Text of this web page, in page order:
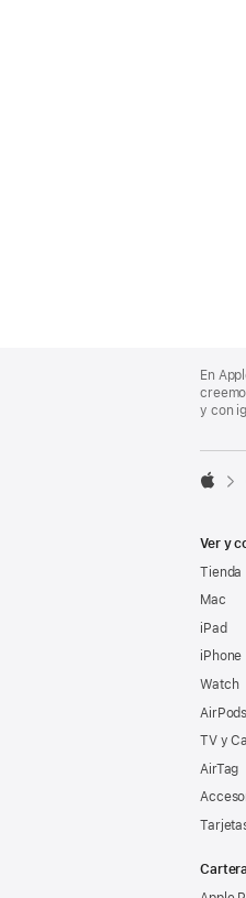
Footer
En
y con

Ver y
Tienda
Mac
iPad
iPhone
Watch
AirPods
TV y
AirTag